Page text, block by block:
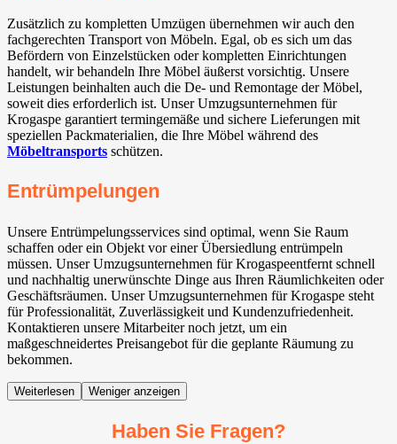
Zusätzlich zu kompletten Umzügen übernehmen wir auch den
fachgerechten Transport von Möbeln. Egal, ob es sich um das
Befördern von Einzelstücken oder kompletten Einrichtungen
handelt, wir behandeln Ihre Möbel äußerst vorsichtig. Unsere
Leistungen beinhalten auch die De- und Remontage der Möbel,
soweit dies erforderlich ist. Unser Umzugsunternehmen für
Krogaspe garantiert termingemäße und sichere Lieferungen mit
speziellen Packmaterialien, die Ihre Möbel während des
Möbeltransports schützen.
Entrümpelungen
Unsere Entrümpelungsservices sind optimal, wenn Sie Raum
schaffen oder ein Objekt vor einer Übersiedlung entrümpeln
müssen. Unser Umzugsunternehmen für Krogaspeentfernt schnell
und nachhaltig unerwünschte Dinge aus Ihren Räumlichkeiten oder
Geschäftsräumen. Unser Umzugsunternehmen für Krogaspe steht
für Professionalität, Zuverlässigkeit und Kundenzufriedenheit.
Kontaktieren unsere Mitarbeiter noch jetzt, um ein
maßgeschneidertes Preisangebot für die geplante Räumung zu
bekommen.
Weiterlesen Weniger anzeigen
Haben Sie Fragen?